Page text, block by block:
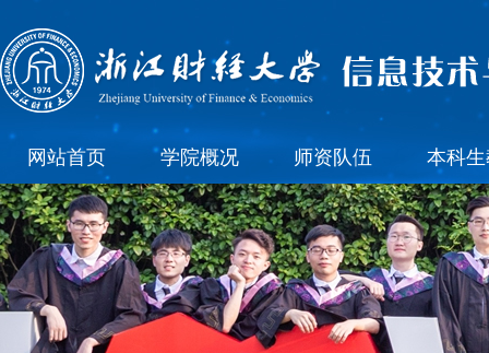
网站首页 学院概况 师资队伍 本科